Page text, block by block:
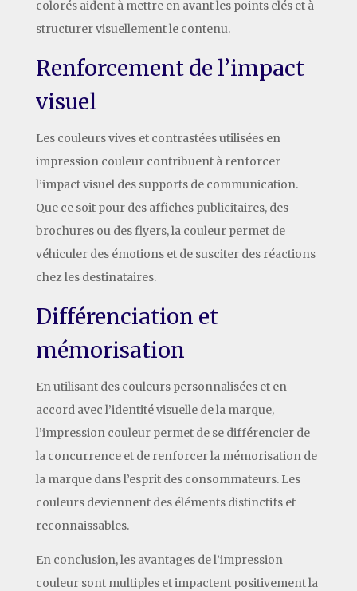
colorés aident à mettre en avant les points clés et à
structurer visuellement le contenu.
Renforcement de l’impact
visuel
Les couleurs vives et contrastées utilisées en
impression couleur contribuent à renforcer
l’impact visuel des supports de communication.
Que ce soit pour des affiches publicitaires, des
brochures ou des flyers, la couleur permet de
véhiculer des émotions et de susciter des réactions
chez les destinataires.
Différenciation et
mémorisation
En utilisant des couleurs personnalisées et en
accord avec l’identité visuelle de la marque,
l’impression couleur permet de se différencier de
la concurrence et de renforcer la mémorisation de
la marque dans l’esprit des consommateurs. Les
couleurs deviennent des éléments distinctifs et
reconnaissables.
En conclusion, les avantages de l’impression
couleur sont multiples et impactent positivement la